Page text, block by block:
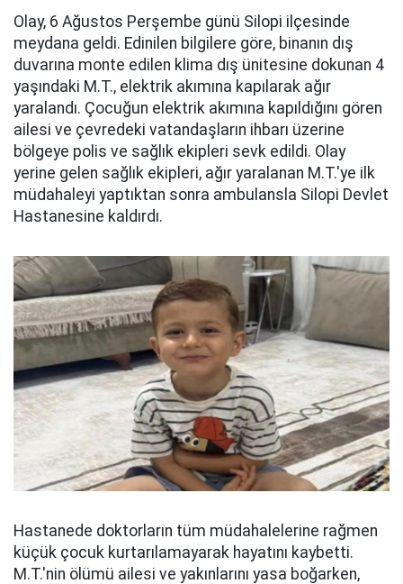
Olay, 6 Ağustos Perşembe günü Silopi ilçesinde
meydana geldi. Edinilen bilgilere göre, binanın dış
duvarına monte edilen klima dış ünitesine dokunan 4
yaşındaki M.T., elektrik akımına kapılarak ağır
yaralandı. Çocuğun elektrik akımına kapıldığını gören
ailesi ve çevredeki vatandaşların ihbarı üzerine
bölgeye polis ve sağlık ekipleri sevk edildi. Olay
yerine gelen sağlık ekipleri, ağır yaralanan M.T.'ye ilk
müdahaleyi yaptıktan sonra ambulansla Silopi Devlet
Hastanesine kaldırdı.
Hastanede doktorların tüm müdahalelerine rağmen
küçük çocuk kurtarılamayarak hayatını kaybetti.
M.T.'nin ölümü ailesi ve yakınlarını yasa boğarken,